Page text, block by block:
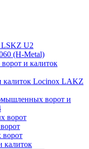
LSKZ U2
(H-Metal)
и калиток
калиток Locinox LAKZ
ворот и
ворот
калиток